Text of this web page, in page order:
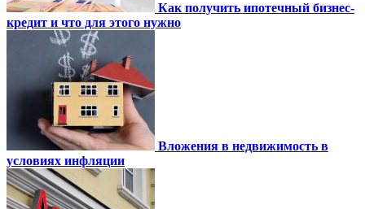
Как получить ипотечный бизнес-
кредит и что для этого нужно
Вложения в недвижимость в
условиях инфляции